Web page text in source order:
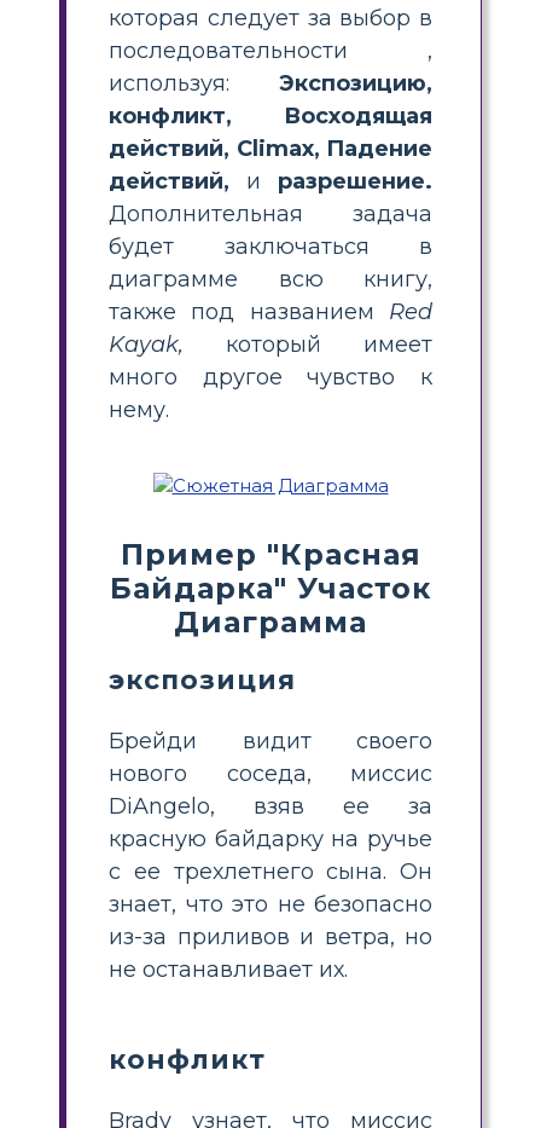
которая следует за выбор в
последовательности ,
используя: Экспозицию,
конфликт, Восходящая
действий, Climax, Падение
действий, и разрешение.
Дополнительная задача
будет заключаться в
диаграмме всю книгу,
также под названием Red
Kayak, который имеет
много другое чувство к
нему.
Пример "Красная
Байдарка" Участок
Диаграмма
экспозиция
Брейди видит своего
нового соседа, миссис
DiAngelo, взяв ее за
красную байдарку на ручье
с ее трехлетнего сына. Он
знает, что это не безопасно
из-за приливов и ветра, но
не останавливает их.
конфликт
Brady узнает, что миссис